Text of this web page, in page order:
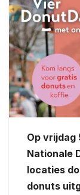
Op vrijdag
Nationale
locaties
donuts